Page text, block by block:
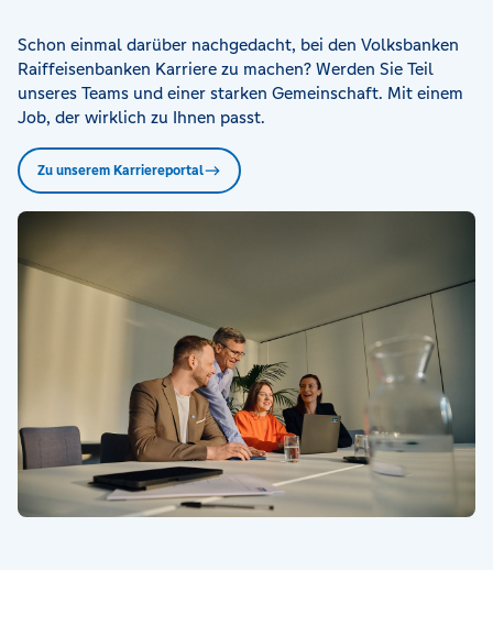
Schon einmal darüber nachgedacht, bei den Volksbanken
Raiffeisenbanken Karriere zu machen? Werden Sie Teil
unseres Teams und einer starken Gemeinschaft. Mit einem
Job, der wirklich zu Ihnen passt.
Zu unserem Karriereportal